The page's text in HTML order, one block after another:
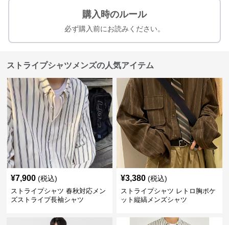
購入時のルール
必ず購入前にお読みください。
ストライプシャツメンズの人気アイテム
¥7,900 (税込)
ストライプシャツ 春秋対応メン
ズストライプ長袖シャツ
¥3,380 (税込)
ストライプシャツ レトロ胸ポケ
ット縦縞メンズシャツ